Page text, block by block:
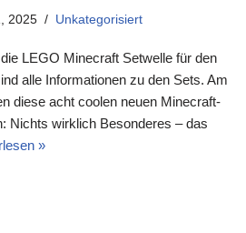
2025 Unkategorisiert
LEGO Minecraft Setwelle für den
alle Informationen zu den Sets. Am
diese acht coolen neuen Minecraft-
Nichts wirklich Besonderes – das
»